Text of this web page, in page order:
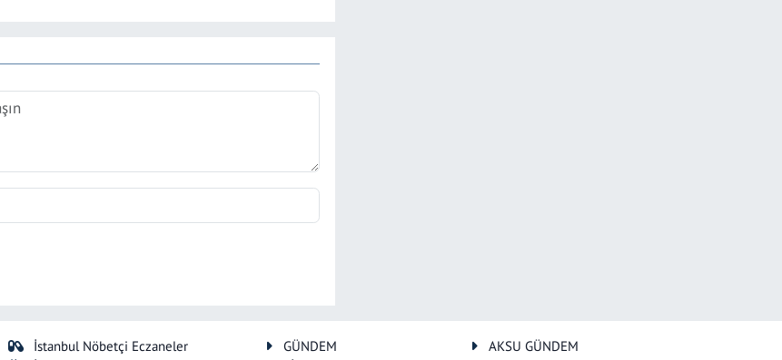
İstanbul Nöbetçi Eczaneler
GÜNDEM
AKSU GÜNDEM